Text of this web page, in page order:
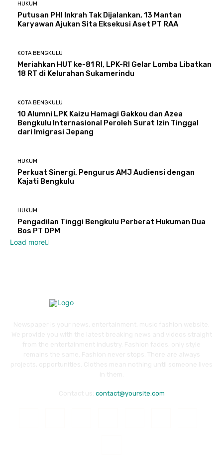
HUKUM
Putusan PHI Inkrah Tak Dijalankan, 13 Mantan
Karyawan Ajukan Sita Eksekusi Aset PT RAA
KOTA BENGKULU
Meriahkan HUT ke-81 RI, LPK-RI Gelar Lomba Libatkan
18 RT di Kelurahan Sukamerindu
KOTA BENGKULU
‎10 Alumni LPK Kaizu Hamagi Gakkou dan Azea
Bengkulu Internasional Peroleh Surat Izin Tinggal
dari Imigrasi Jepang
HUKUM
Perkuat Sinergi, Pengurus AMJ Audiensi dengan
Kajati Bengkulu
HUKUM
Pengadilan Tinggi Bengkulu Perberat Hukuman Dua
Bos PT DPM
Load more
contact@yoursite.com